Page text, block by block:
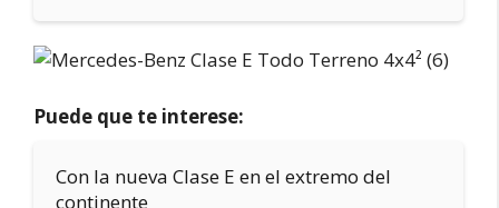
Puede que te interese:
Con la nueva Clase E en el extremo del
continente